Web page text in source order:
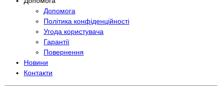
Допомога
Політика конфіденційності
Угода користувача
Гарантії
Повернення
Новини
Контакти